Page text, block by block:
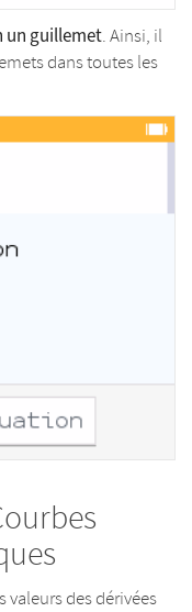
un guillemet. Ainsi, il
dans toutes les
valeurs des dérivées